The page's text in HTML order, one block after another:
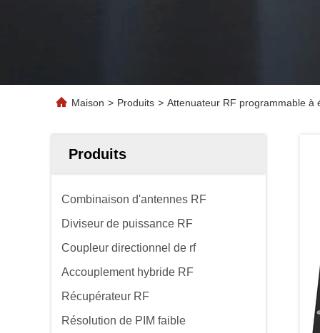
Maison > Produits > Attenuateur RF programmable à
Produits
Combinaison d'antennes RF
Diviseur de puissance RF
Coupleur directionnel de rf
Accouplement hybride RF
Récupérateur RF
Résolution de PIM faible